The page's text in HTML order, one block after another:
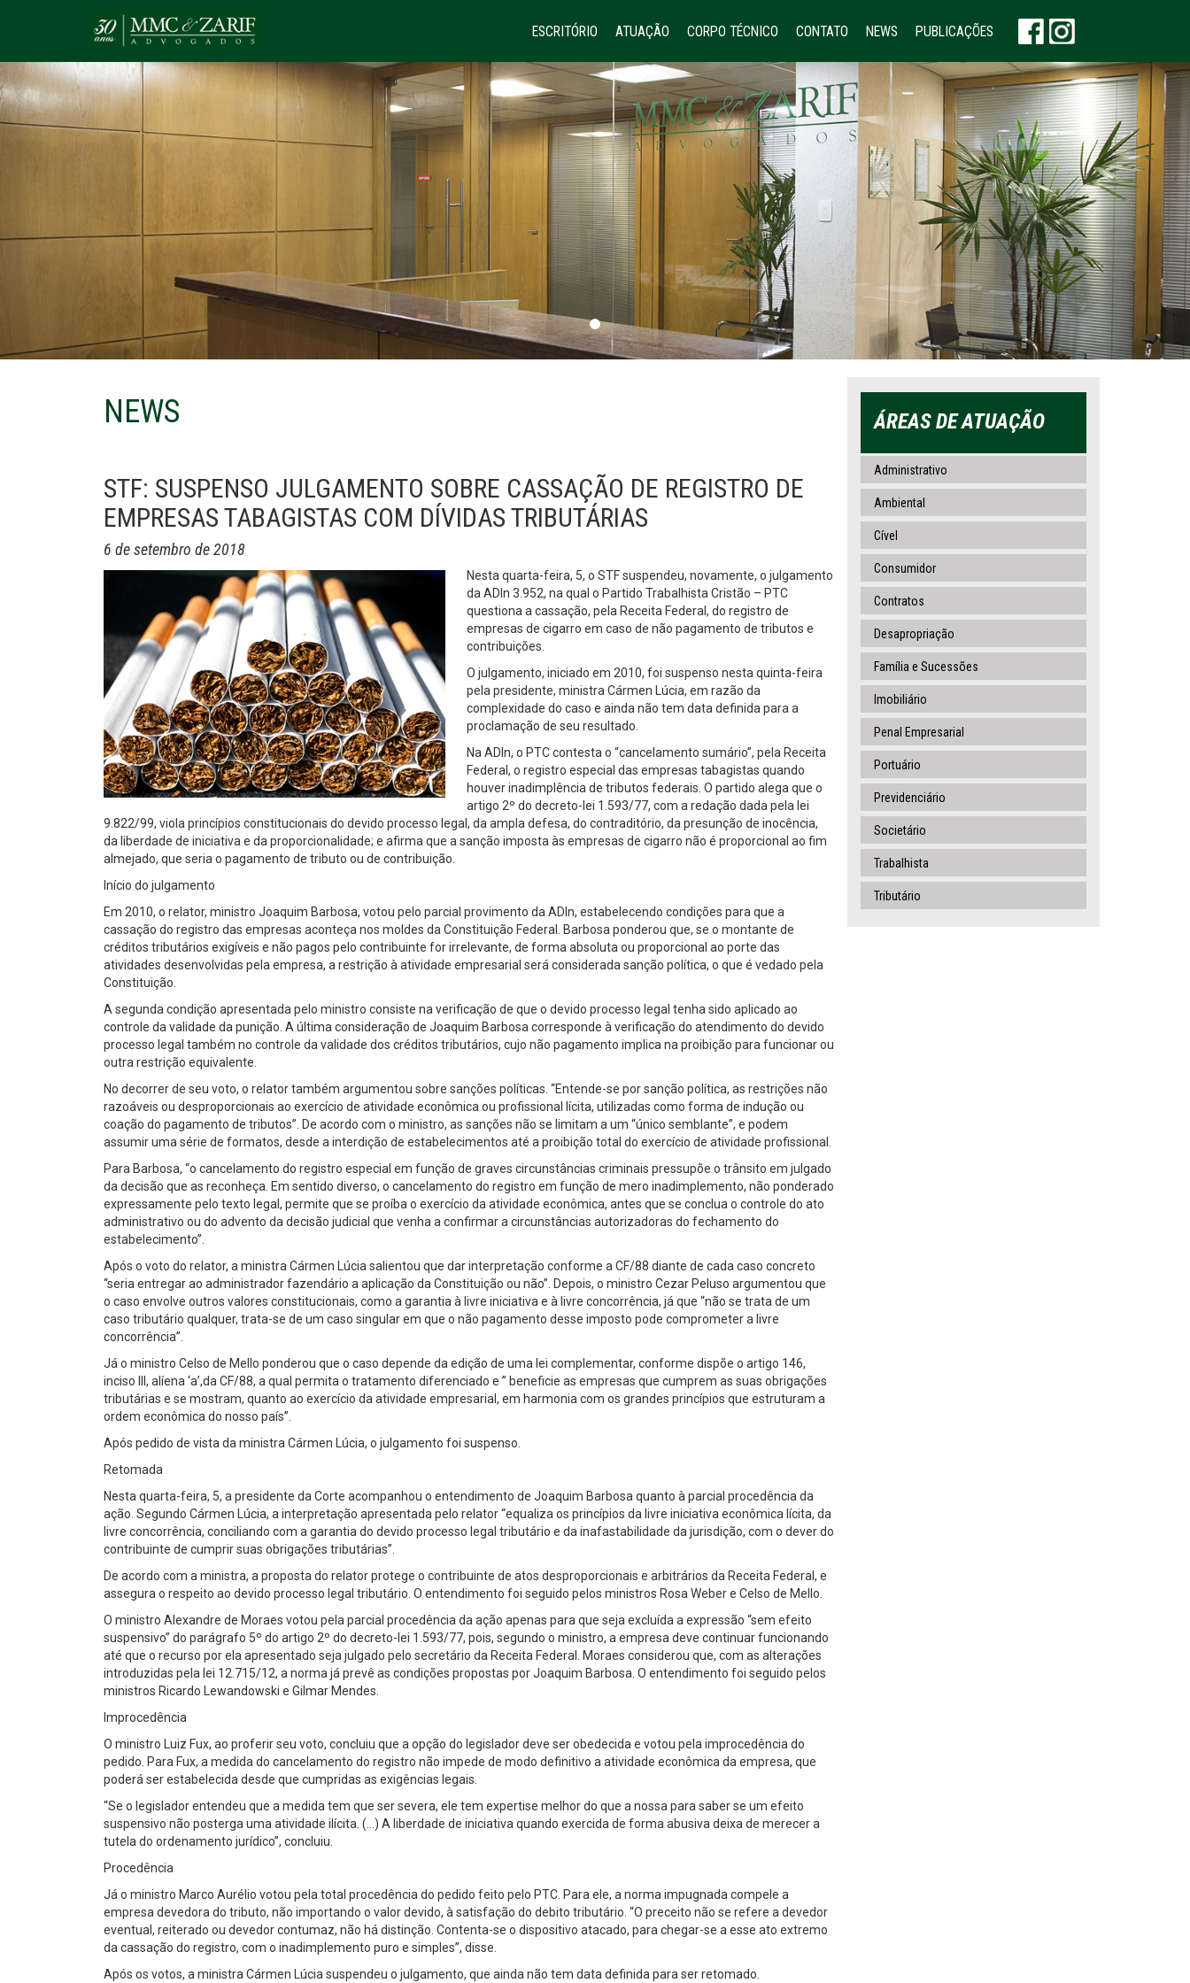
ESCRITÓRIO ATUAÇÃO CORPO TÉCNICO CONTATO NEWS PUBLICAÇÕES
NEWS
STF: SUSPENSO JULGAMENTO SOBRE CASSAÇÃO DE REGISTRO DE
EMPRESAS TABAGISTAS COM DÍVIDAS TRIBUTÁRIAS
6 de setembro de 2018
Nesta quarta-feira, 5, o STF suspendeu, novamente, o julgamento
da ADIn 3.952, na qual o Partido Trabalhista Cristão – PTC
questiona a cassação, pela Receita Federal, do registro de
empresas de cigarro em caso de não pagamento de tributos e
contribuições.
O julgamento, iniciado em 2010, foi suspenso nesta quinta-feira
pela presidente, ministra Cármen Lúcia, em razão da
complexidade do caso e ainda não tem data definida para a
proclamação de seu resultado.
Na ADIn, o PTC contesta o “cancelamento sumário”, pela Receita
Federal, o registro especial das empresas tabagistas quando
houver inadimplência de tributos federais. O partido alega que o
artigo 2º do decreto-lei 1.593/77, com a redação dada pela lei
9.822/99, viola princípios constitucionais do devido processo legal, da ampla defesa, do contraditório, da presunção de inocência,
da liberdade de iniciativa e da proporcionalidade; e afirma que a sanção imposta às empresas de cigarro não é proporcional ao fim
almejado, que seria o pagamento de tributo ou de contribuição.
Início do julgamento
Em 2010, o relator, ministro Joaquim Barbosa, votou pelo parcial provimento da ADIn, estabelecendo condições para que a
cassação do registro das empresas aconteça nos moldes da Constituição Federal. Barbosa ponderou que, se o montante de
créditos tributários exigíveis e não pagos pelo contribuinte for irrelevante, de forma absoluta ou proporcional ao porte das
atividades desenvolvidas pela empresa, a restrição à atividade empresarial será considerada sanção política, o que é vedado pela
Constituição.
A segunda condição apresentada pelo ministro consiste na verificação de que o devido processo legal tenha sido aplicado ao
controle da validade da punição. A última consideração de Joaquim Barbosa corresponde à verificação do atendimento do devido
processo legal também no controle da validade dos créditos tributários, cujo não pagamento implica na proibição para funcionar ou
outra restrição equivalente.
No decorrer de seu voto, o relator também argumentou sobre sanções políticas. “Entende-se por sanção política, as restrições não
razoáveis ou desproporcionais ao exercício de atividade econômica ou profissional lícita, utilizadas como forma de indução ou
coação do pagamento de tributos”. De acordo com o ministro, as sanções não se limitam a um “único semblante”, e podem
assumir uma série de formatos, desde a interdição de estabelecimentos até a proibição total do exercício de atividade profissional.
Para Barbosa, “o cancelamento do registro especial em função de graves circunstâncias criminais pressupõe o trânsito em julgado
da decisão que as reconheça. Em sentido diverso, o cancelamento do registro em função de mero inadimplemento, não ponderado
expressamente pelo texto legal, permite que se proíba o exercício da atividade econômica, antes que se conclua o controle do ato
administrativo ou do advento da decisão judicial que venha a confirmar a circunstâncias autorizadoras do fechamento do
estabelecimento”.
Após o voto do relator, a ministra Cármen Lúcia salientou que dar interpretação conforme a CF/88 diante de cada caso concreto
“seria entregar ao administrador fazendário a aplicação da Constituição ou não”. Depois, o ministro Cezar Peluso argumentou que
o caso envolve outros valores constitucionais, como a garantia à livre iniciativa e à livre concorrência, já que “não se trata de um
caso tributário qualquer, trata-se de um caso singular em que o não pagamento desse imposto pode comprometer a livre
concorrência”.
Já o ministro Celso de Mello ponderou que o caso depende da edição de uma lei complementar, conforme dispõe o artigo 146,
inciso III, alíena ‘a’,da CF/88, a qual permita o tratamento diferenciado e ” beneficie as empresas que cumprem as suas obrigações
tributárias e se mostram, quanto ao exercício da atividade empresarial, em harmonia com os grandes princípios que estruturam a
ordem econômica do nosso país”.
Após pedido de vista da ministra Cármen Lúcia, o julgamento foi suspenso.
Retomada
Nesta quarta-feira, 5, a presidente da Corte acompanhou o entendimento de Joaquim Barbosa quanto à parcial procedência da
ação. Segundo Cármen Lúcia, a interpretação apresentada pelo relator “equaliza os princípios da livre iniciativa econômica lícita, da
livre concorrência, conciliando com a garantia do devido processo legal tributário e da inafastabilidade da jurisdição, com o dever do
contribuinte de cumprir suas obrigações tributárias”.
De acordo com a ministra, a proposta do relator protege o contribuinte de atos desproporcionais e arbitrários da Receita Federal, e
assegura o respeito ao devido processo legal tributário. O entendimento foi seguido pelos ministros Rosa Weber e Celso de Mello.
O ministro Alexandre de Moraes votou pela parcial procedência da ação apenas para que seja excluída a expressão “sem efeito
suspensivo” do parágrafo 5º do artigo 2º do decreto-lei 1.593/77, pois, segundo o ministro, a empresa deve continuar funcionando
até que o recurso por ela apresentado seja julgado pelo secretário da Receita Federal. Moraes considerou que, com as alterações
introduzidas pela lei 12.715/12, a norma já prevê as condições propostas por Joaquim Barbosa. O entendimento foi seguido pelos
ministros Ricardo Lewandowski e Gilmar Mendes.
Improcedência
O ministro Luiz Fux, ao proferir seu voto, concluiu que a opção do legislador deve ser obedecida e votou pela improcedência do
pedido. Para Fux, a medida do cancelamento do registro não impede de modo definitivo a atividade econômica da empresa, que
poderá ser estabelecida desde que cumpridas as exigências legais.
“Se o legislador entendeu que a medida tem que ser severa, ele tem expertise melhor do que a nossa para saber se um efeito
suspensivo não posterga uma atividade ilícita. (…) A liberdade de iniciativa quando exercida de forma abusiva deixa de merecer a
tutela do ordenamento jurídico”, concluiu.
Procedência
Já o ministro Marco Aurélio votou pela total procedência do pedido feito pelo PTC. Para ele, a norma impugnada compele a
empresa devedora do tributo, não importando o valor devido, à satisfação do debito tributário. “O preceito não se refere a devedor
eventual, reiterado ou devedor contumaz, não há distinção. Contenta-se o dispositivo atacado, para chegar-se a esse ato extremo
da cassação do registro, com o inadimplemento puro e simples”, disse.
Após os votos, a ministra Cármen Lúcia suspendeu o julgamento, que ainda não tem data definida para ser retomado.
ÁREAS DE ATUAÇÃO
Administrativo
Ambiental
Cível
Consumidor
Contratos
Desapropriação
Família e Sucessões
Imobiliário
Penal Empresarial
Portuário
Previdenciário
Societário
Trabalhista
Tributário